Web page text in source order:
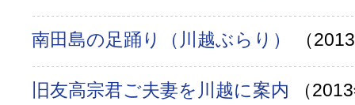
南田島の足踊り（川越ぶらり） （
旧友高宗君ご夫妻を川越に案内 （